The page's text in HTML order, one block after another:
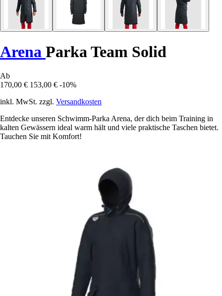
Arena Parka Team Solid
Ab
170,00 € 153,00 € -10%
inkl. MwSt. zzgl. Versandkosten
Entdecke unseren Schwimm-Parka Arena, der dich beim Training in
kalten Gewässern ideal warm hält und viele praktische Taschen bietet.
Tauchen Sie mit Komfort!